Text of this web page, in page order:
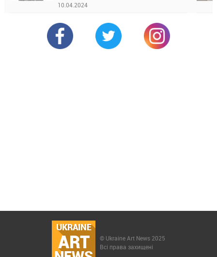
10.04.2024
UKRAINE
ART
© Ukraine Art News 2025
Всі права захищені